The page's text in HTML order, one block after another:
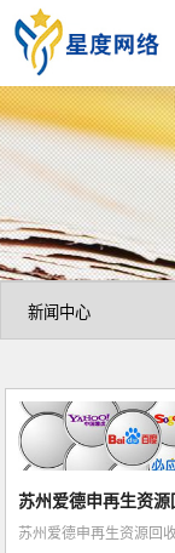
苏州爱德申再生资源
公司网站及关...
苏州爱德申再生资源回